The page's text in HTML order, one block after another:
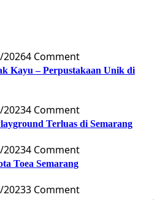
20264 Comment
Kayu – Perpustakaan Unik di
20234 Comment
Terluas di Semarang
20234 Comment
Toea Semarang
20233 Comment